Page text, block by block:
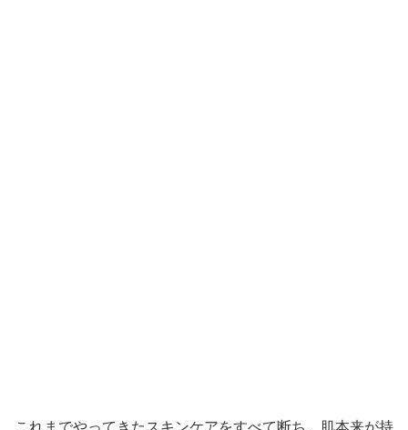
これまでやってきたスキンケアをすべて断ち、肌本来が持